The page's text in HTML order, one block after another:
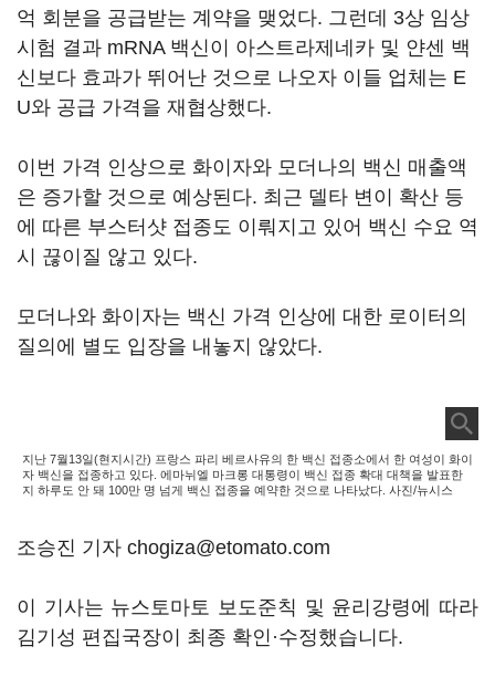
억 회분을 공급받는 계약을 맺었다. 그런데 3상 임상
시험 결과 mRNA 백신이 아스트라제네카 및 얀센 백
신보다 효과가 뛰어난 것으로 나오자 이들 업체는 E
U와 공급 가격을 재협상했다.
이번 가격 인상으로 화이자와 모더나의 백신 매출액
은 증가할 것으로 예상된다. 최근 델타 변이 확산 등
에 따른 부스터샷 접종도 이뤄지고 있어 백신 수요 역
시 끊이질 않고 있다.
모더나와 화이자는 백신 가격 인상에 대한 로이터의
질의에 별도 입장을 내놓지 않았다.
지난 7월13일(현지시간) 프랑스 파리 베르사유의 한 백신 접종소에서 한 여성이 화이
자 백신을 접종하고 있다. 에마뉘엘 마크롱 대통령이 백신 접종 확대 대책을 발표한
지 하루도 안 돼 100만 명 넘게 백신 접종을 예약한 것으로 나타났다. 사진/뉴시스
조승진 기자 chogiza@etomato.com
이 기사는 뉴스토마토 보도준칙 및 윤리강령에 따라
김기성 편집국장이 최종 확인·수정했습니다.